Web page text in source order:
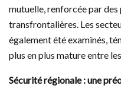
mutuelle, renforcée par
transfrontalières. Les
également été examinés,
plus en plus mature entre
Sécurité régionale : une